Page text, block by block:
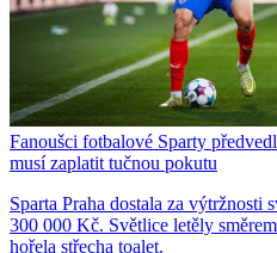
Fanoušci fotbalové Sparty
musí zaplatit tučnou pokutu
Sparta Praha dostala za výtržnosti
300 000 Kč. Světlice letěly
hořela střecha toalet.